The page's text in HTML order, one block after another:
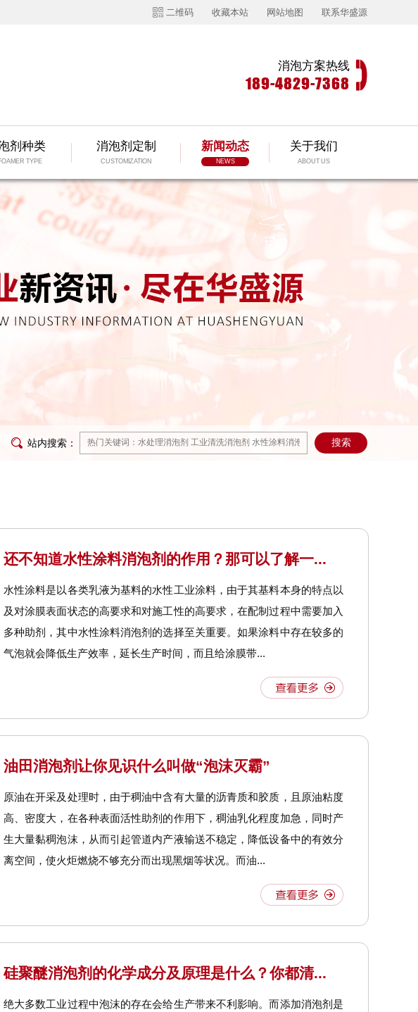
二维码 收藏本站 网站地图 联系华盛源
消泡方案热线
189-4829-7368
剂种类
TYPE
消泡剂定制
CUSTOMIZATION
新闻动态
NEWS
关于我们
ABOUT US
站内搜索：
还不知道水性涂料消泡剂的作用？那可以了解一...
水性涂料是以各类乳液为基料的水性工业涂料，由于其基料本身的特点以
及对涂膜表面状态的高要求和对施工性的高要求，在配制过程中需要加入
多种助剂，其中水性涂料消泡剂的选择至关重要。如果涂料中存在较多的
气泡就会降低生产效率，延长生产时间，而且给涂膜带...
油田消泡剂让你见识什么叫做“泡沫灭霸”
原油在开采及处理时，由于稠油中含有大量的沥青质和胶质，且原油粘度
高、密度大，在各种表面活性助剂的作用下，稠油乳化程度加急，同时产
生大量黏稠泡沫，从而引起管道内产液输送不稳定，降低设备中的有效分
离空间，使火炬燃烧不够充分而出现黑烟等状况。而油...
硅聚醚消泡剂的化学成分及原理是什么？你都清...
绝大多数工业过程中泡沫的存在会给生产带来不利影响。而添加消泡剂是